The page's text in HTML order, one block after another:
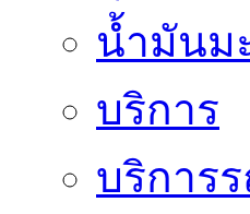
น้ำมันม
บริการ
บริการ